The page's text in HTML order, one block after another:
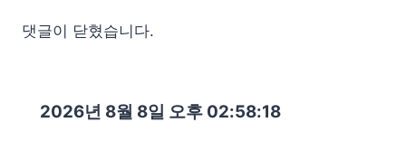
댓글이 닫혔습니다.
2026년 8월 8일 오후 02:58:19